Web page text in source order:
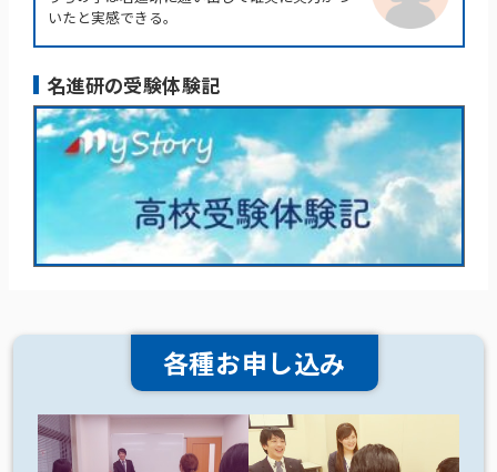
いたと実感できる。
名進研の受験体験記
各種お申し込み